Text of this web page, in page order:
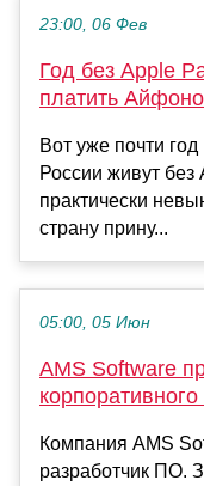
23:00, 06 Фев
Год без Apple
платить
Вот уже почти
России живут
практически
страну прину...
05:00, 05 Июн
AMS Software
Компания AMS
разработчик ПО.